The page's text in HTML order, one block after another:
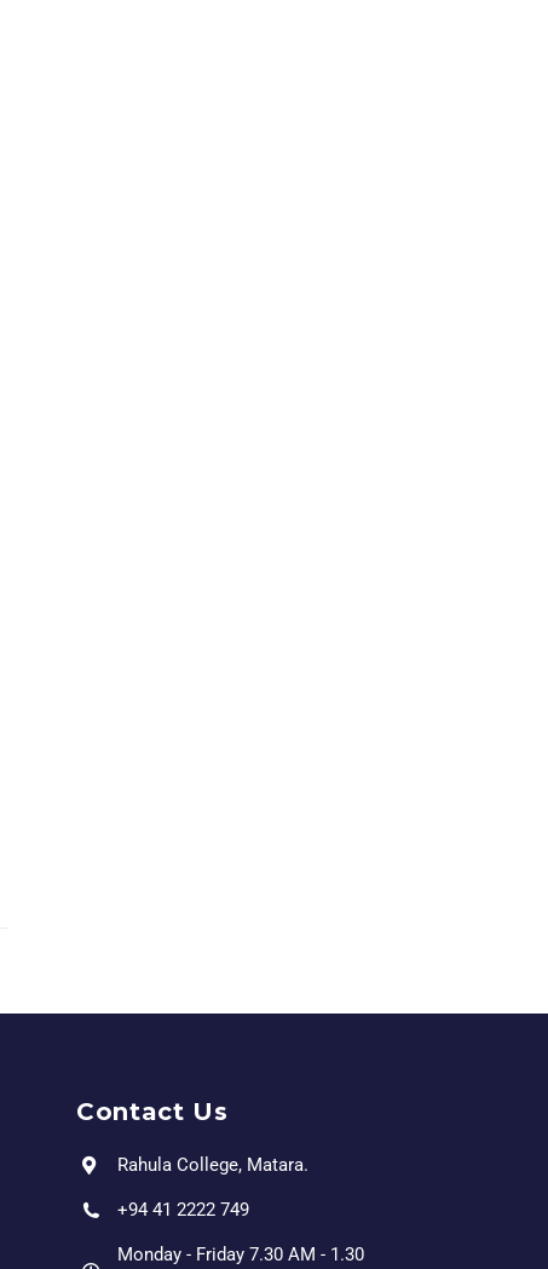
Contact Us
Rahula College, Matara.
+94 41 2222 749
Monday - Friday 7.30 AM - 1.30